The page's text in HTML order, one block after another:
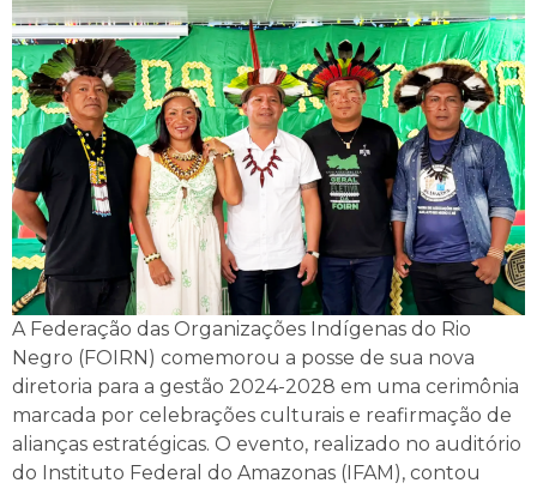
A Federação das Organizações Indígenas do Rio
Negro (FOIRN) comemorou a posse de sua nova
diretoria para a gestão 2024-2028 em uma cerimônia
marcada por celebrações culturais e reafirmação de
alianças estratégicas. O evento, realizado no auditório
do Instituto Federal do Amazonas (IFAM), contou